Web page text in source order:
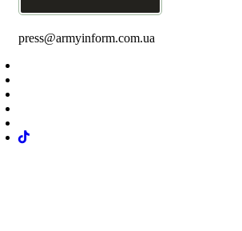
press@armyinform.com.ua